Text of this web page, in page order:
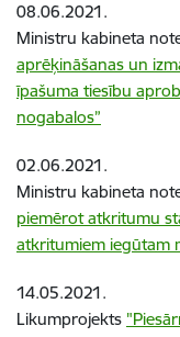
08.06.2021.
Ministru kabineta
aprēķināšanas un
īpašuma tiesību
nogabalos”
02.06.2021.
Ministru kabineta
piemērot atkritumu
atkritumiem iegūtam
14.05.2021.
Likumprojekts